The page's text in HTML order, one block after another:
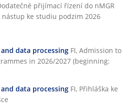
přijímací řízení do nMGR
ke studiu podzim 2026
data processing FI, Admission to
in 2026/2027 (beginning:
data processing FI, Přihláška ke